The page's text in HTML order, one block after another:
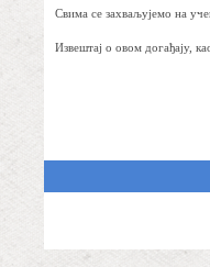
Свима се захваљујемо на
Извештај о овом догађају,